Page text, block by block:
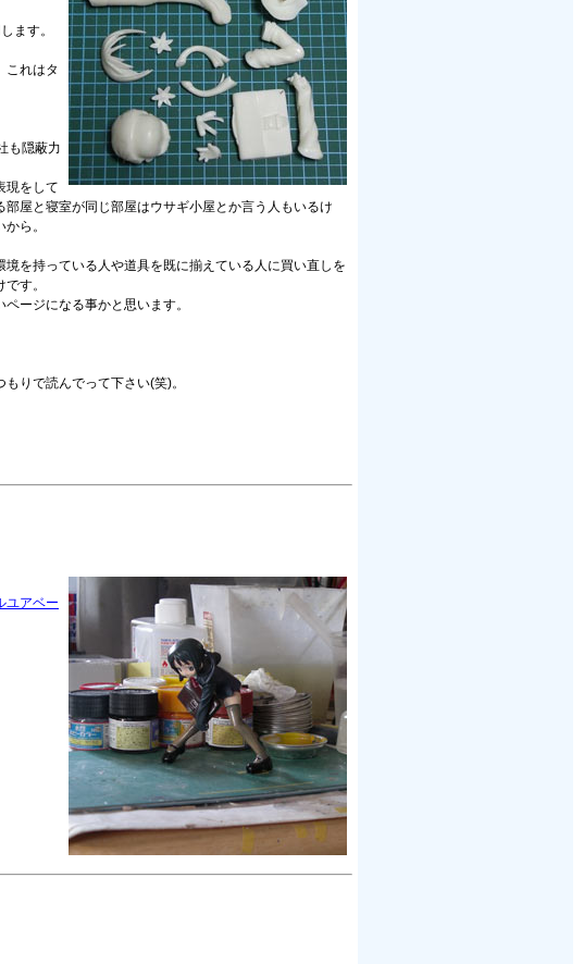
ます。
これはタ
も隠蔽力
現をして
屋と寝室が同じ部屋はウサギ小屋とか言う人もいるけ
ら。
を持っている人や道具を既に揃えている人に買い直しを
す。
ージになる事かと思います。
りで読んでって下さい(笑)。
ユアベー